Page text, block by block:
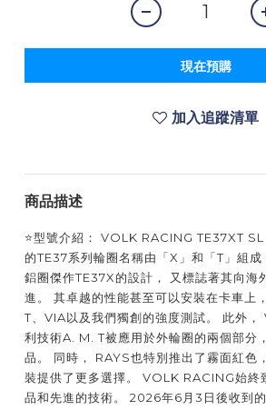
現在預購
加入追蹤清單
商品描述
⭐️型號介紹： VOLK RACING TE37XT
的TE37系列輪圈名稱由「X」和「T」組
鋁圈傑作TE37X的設計， 又標誌著其向海
進。 其卓越的性能甚至可以安裝在卡車上
T、VIA以及我們獨創的強度測試。 此外
利技術A. M. T被應用於外輪圈的兩個部分
品。 同時， RAYS也特別推出了霧面紅色
裝提供了更多選擇。 VOLK RACING始終
品和先進的技術。 2026年6月3日後收到的